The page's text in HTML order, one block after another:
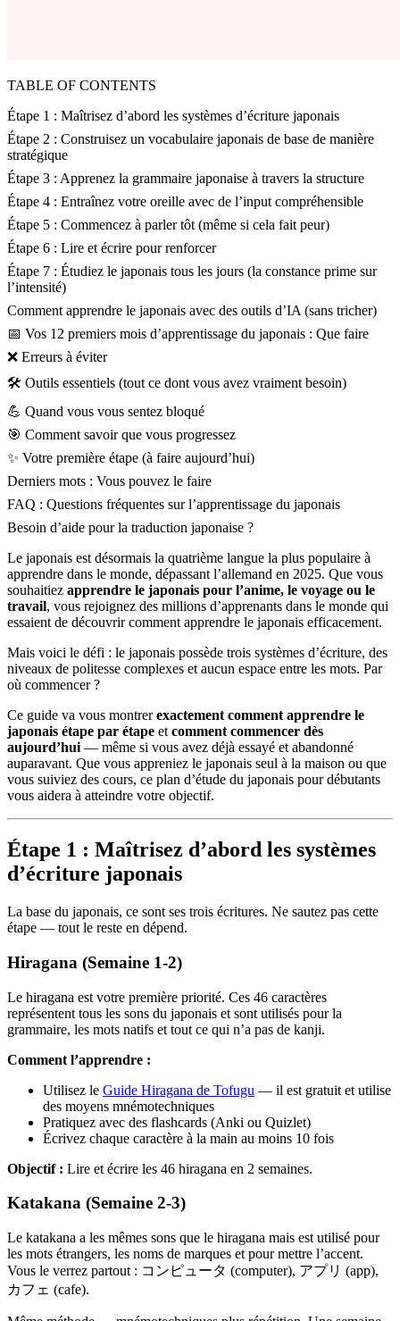
TABLE OF CONTENTS
Étape 1 : Maîtrisez d’abord les systèmes d’écriture japonais
Étape 2 : Construisez un vocabulaire japonais de base de manière
stratégique
Étape 3 : Apprenez la grammaire japonaise à travers la structure
Étape 4 : Entraînez votre oreille avec de l’input compréhensible
Étape 5 : Commencez à parler tôt (même si cela fait peur)
Étape 6 : Lire et écrire pour renforcer
Étape 7 : Étudiez le japonais tous les jours (la constance prime sur
l’intensité)
Comment apprendre le japonais avec des outils d’IA (sans tricher)
📅 Vos 12 premiers mois d’apprentissage du japonais : Que faire
❌ Erreurs à éviter
🛠️ Outils essentiels (tout ce dont vous avez vraiment besoin)
💪 Quand vous vous sentez bloqué
🎯 Comment savoir que vous progressez
✨ Votre première étape (à faire aujourd’hui)
Derniers mots : Vous pouvez le faire
FAQ : Questions fréquentes sur l’apprentissage du japonais
Besoin d’aide pour la traduction japonaise ?
Le japonais est désormais la quatrième langue la plus populaire à
apprendre dans le monde, dépassant l’allemand en 2025. Que vous
souhaitiez apprendre le japonais pour l’anime, le voyage ou le
travail, vous rejoignez des millions d’apprenants dans le monde qui
essaient de découvrir comment apprendre le japonais efficacement.
Mais voici le défi : le japonais possède trois systèmes d’écriture, des
niveaux de politesse complexes et aucun espace entre les mots. Par
où commencer ?
Ce guide va vous montrerexactement comment apprendre le
japonais étape par étape et comment commencer dès
aujourd’hui — même si vous avez déjà essayé et abandonné
auparavant. Que vous appreniez le japonais seul à la maison ou que
vous suiviez des cours, ce plan d’étude du japonais pour débutants
vous aidera à atteindre votre objectif.
Étape 1 : Maîtrisez d’abord les systèmes
d’écriture japonais
La base du japonais, ce sont ses trois écritures. Ne sautez pas cette
étape — tout le reste en dépend.
Hiragana (Semaine 1-2)
Le hiragana est votre première priorité. Ces 46 caractères
représentent tous les sons du japonais et sont utilisés pour la
grammaire, les mots natifs et tout ce qui n’a pas de kanji.
Comment l’apprendre :
Utilisez le Guide Hiragana de Tofugu — il est gratuit et utilise
des moyens mnémotechniques
Pratiquez avec des flashcards (Anki ou Quizlet)
Écrivez chaque caractère à la main au moins 10 fois
Objectif : Lire et écrire les 46 hiragana en 2 semaines.
Katakana (Semaine 2-3)
Le katakana a les mêmes sons que le hiragana mais est utilisé pour
les mots étrangers, les noms de marques et pour mettre l’accent.
Vous le verrez partout : コンピュータ (computer), アプリ (app),
カフェ (cafe).